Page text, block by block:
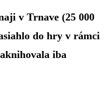
v Trnave (25 000
do hry v rámci
iba